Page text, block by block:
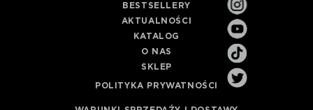
BESTSELLERY
AKTUALNOŚCI
KATALOG
O NAS
SKLEP
POLITYKA PRYWATNOŚCI